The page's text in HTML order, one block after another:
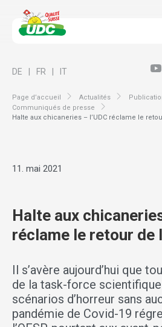
Page d’accueil Actualités
Communiqués de presse
Halte aux chicaneries – l’UDC réclame le
DE FR IT
11. mai 2021
Halte aux
réclame le retour de
Il s’avère aujourd’hui que
de la task-force
scénarios d’horreur sans
pandémie de Covid-19